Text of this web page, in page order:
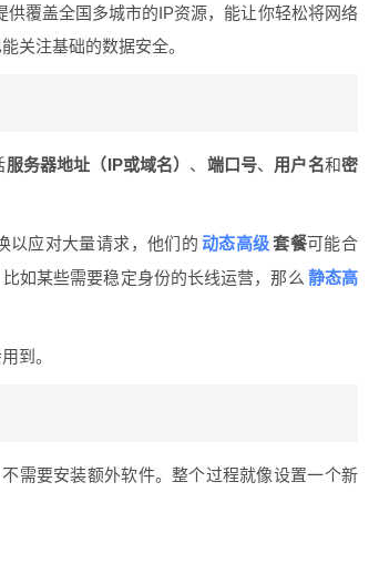
供覆盖全国多城市的IP资源，能让你轻松将网络
关注基础的数据安全。
服务器地址（IP或域名） 、 端口号、 用户名和密
以应对大量请求，他们的 动态高级套餐可能合
如某些需要稳定身份的长线运营，那么 静态高
到。
需要安装额外软件。整个过程就像设置一个新